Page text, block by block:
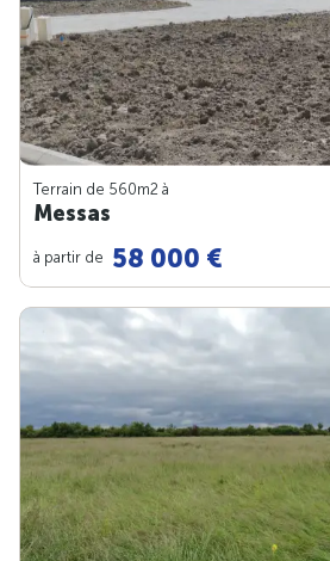
Terrain de 560m2 à
Messas
à partir de 58 000 €